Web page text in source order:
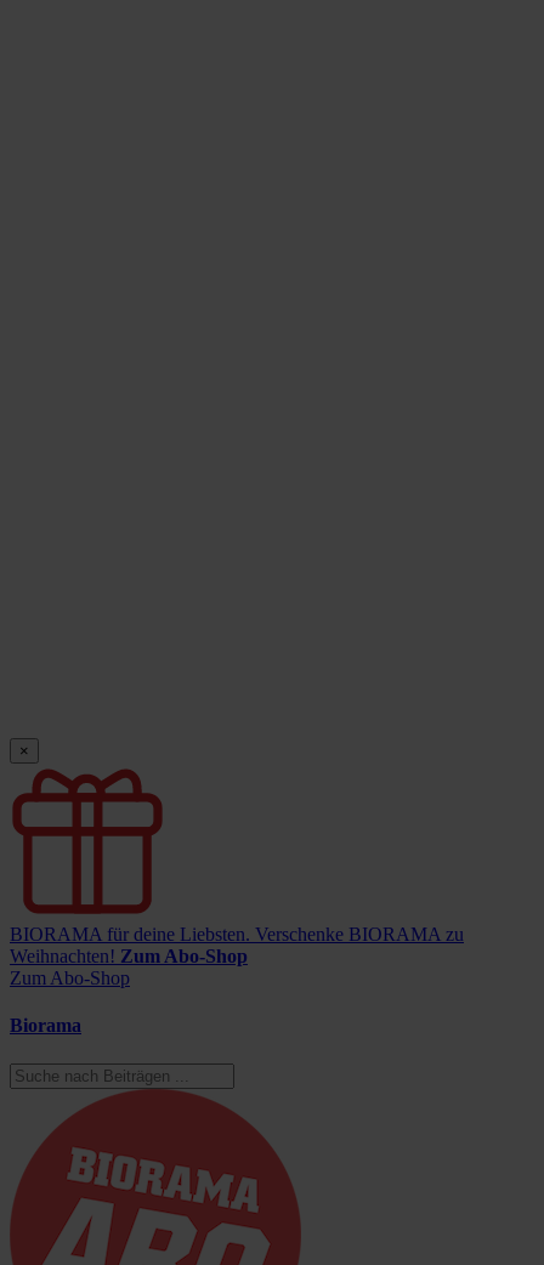
×
BIORAMA für deine Liebsten. Verschenke BIORAMA zu
Weihnachten! Zum Abo-Shop
Zum Abo-Shop
Biorama